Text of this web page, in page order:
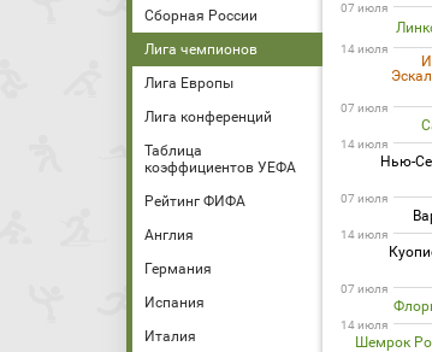
Сборная России
Лига чемпионов
Лига Европы
Лига конференций
Таблица
коэффициентов УЕФА
Рейтинг ФИФА
Англия
Германия
Испания
Италия
07 июля
14 июля
07 июля
14 июля
Нью-
07 июля
14 июля
07 июля
14 июля
Шемрок